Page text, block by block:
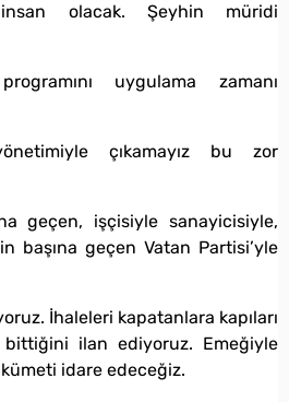
olacak. Şeyhin müridi
uygulama zamanı
çıkamayız bu zor
geçen, işçisiyle sanayicisiyle,
başına geçen Vatan Partisi’yle
İhaleleri kapatanlara kapıları
bittiğini ilan ediyoruz. Emeğiyle
idare edeceğiz.